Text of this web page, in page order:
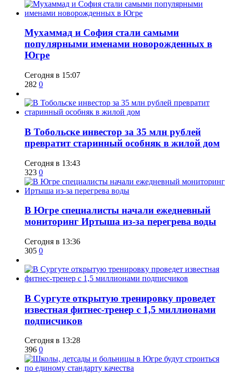
​Мухаммад и София стали самыми
популярными именами новорожденных в
Югре
Сегодня в 15:07
282 0
В Тобольске инвестор за 35 млн рублей
превратит старинный особняк в жилой дом
Сегодня в 13:43
323 0
В Югре специалисты начали ежедневный
мониторинг Иртыша из-за перегрева воды
Сегодня в 13:36
305 0
В Сургуте открытую тренировку проведет
известная фитнес-тренер с 1,5 миллионами
подписчиков
Сегодня в 13:28
396 0